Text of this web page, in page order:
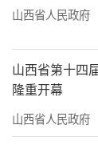
山西省人民政府
山西省第十四
隆重开幕
山西省人民政府